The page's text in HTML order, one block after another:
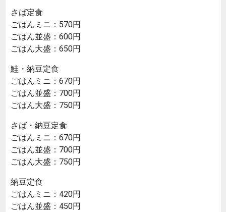
さば定食
ごはんミニ：570円
ごはん並盛：600円
ごはん大盛：650円
鮭・納豆定食
ごはんミニ：670円
ごはん並盛：700円
ごはん大盛：750円
さば・納豆定食
ごはんミニ：670円
ごはん並盛：700円
ごはん大盛：750円
納豆定食
ごはんミニ：420円
ごはん並盛：450円